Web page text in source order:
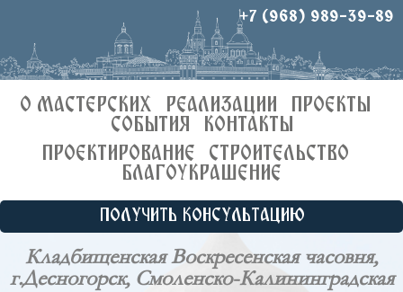
+7 (968) 989-39-89
О МАСТЕРСКИХ РЕАЛИЗАЦИИ
ПРОЕКТЫ
СОБЫТИЯ
КОНТАКТЫ
ПРОЕКТИРОВАНИЕ
СТРОИТЕЛЬСТВО
БЛАГОУКРАШЕНИЕ
ПОЛУЧИТЬ КОНСУЛЬТАЦИЮ
Кладбищенская Воскресенская часовня,
г.Десногорск, Смоленско-Калининградская